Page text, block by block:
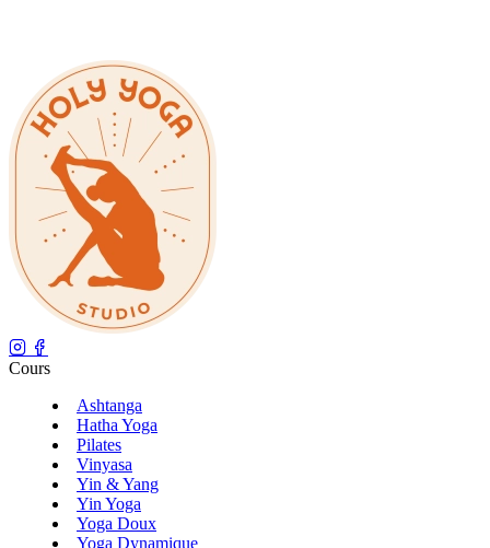
Cours
Ashtanga
Hatha Yoga
Pilates
Vinyasa
Yin & Yang
Yin Yoga
Yoga Doux
Yoga Dynamique